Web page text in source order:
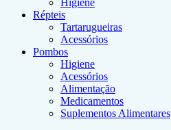
Higiene
Répteis
Tartarugueiras
Acessórios
Pombos
Higiene
Acessórios
Alimentação
Medicamentos
Suplementos Alimentares